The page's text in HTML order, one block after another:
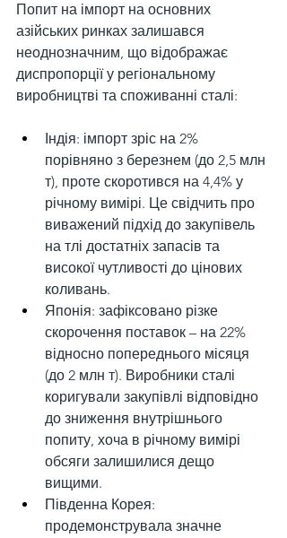
Попит на імпорт на основних
азійських ринках залишався
неоднозначним, що відображає
диспропорції у регіональному
виробництві та споживанні сталі:
Індія: імпорт зріс на 2%
порівняно з березнем (до 2,5 млн
т), проте скоротився на 4,4% у
річному вимірі. Це свідчить про
виважений підхід до закупівель
на тлі достатніх запасів та
високої чутливості до цінових
коливань.
Японія: зафіксовано різке
скорочення поставок – на 22%
відносно попереднього місяця
(до 2 млн т). Виробники сталі
коригували закупівлі відповідно
до зниження внутрішнього
попиту, хоча в річному вимірі
обсяги залишилися дещо
вищими.
Південна Корея:
продемонструвала значне